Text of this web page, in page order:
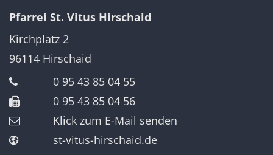
Pfarrei St. Vitus Hirschaid
Kirchplatz 2
96114 Hirschaid
0 95 43 85 04 55
0 95 43 85 04 56
Klick zum E-Mail senden
st-vitus-hirschaid.de